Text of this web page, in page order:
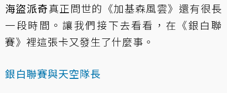
海盜派奇真正問世的《加基森風雲》還有很長
一段時間。讓我們接下去看看，在《銀白聯
賽》裡這張卡又發生了什麼事。
銀白聯賽與天空隊長